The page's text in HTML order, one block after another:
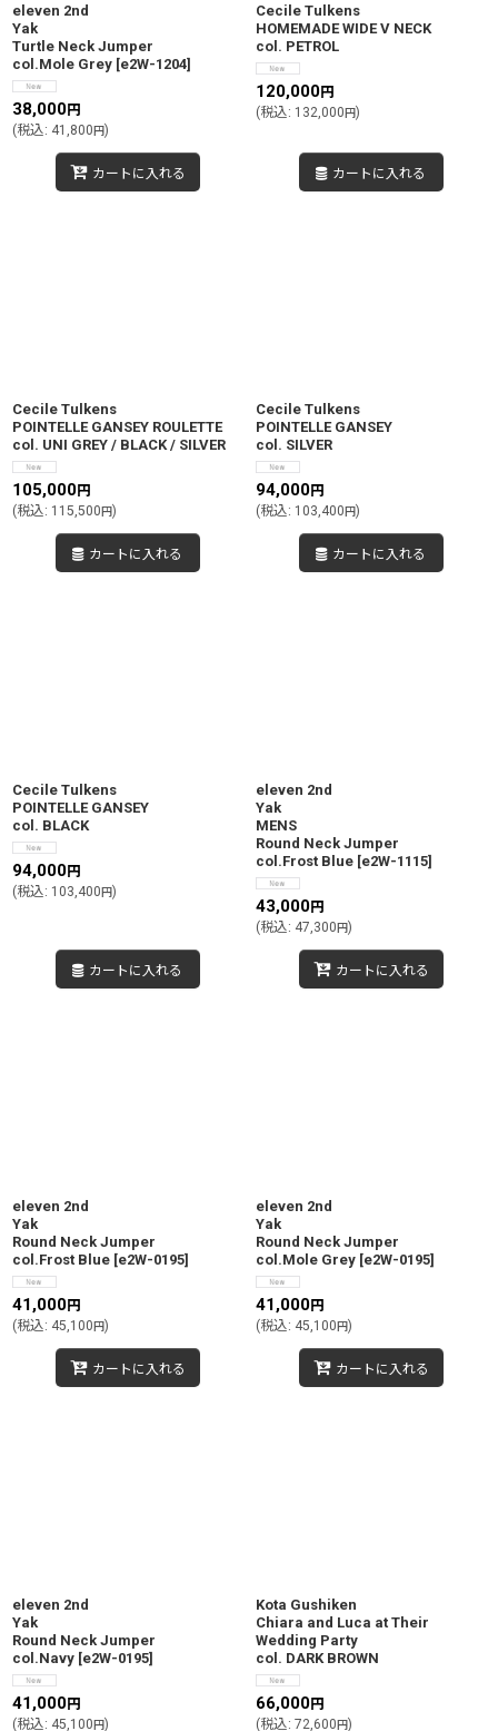
eleven 2nd
Yak
Turtle Neck Jumper
col.Mole Grey [e2W-1204]
38,000円
(税込: 41,800円)
カートに入れる
Cecile Tulkens
HOMEMADE WIDE V NECK
col. PETROL
120,000円
(税込: 132,000円)
カートに入れる
Cecile Tulkens
POINTELLE GANSEY ROULETTE
col. UNI GREY / BLACK / SILVER
105,000円
(税込: 115,500円)
カートに入れる
Cecile Tulkens
POINTELLE GANSEY
col. SILVER
94,000円
(税込: 103,400円)
カートに入れる
Cecile Tulkens
POINTELLE GANSEY
col. BLACK
94,000円
(税込: 103,400円)
カートに入れる
eleven 2nd
Yak
MENS
Round Neck Jumper
col.Frost Blue [e2W-1115]
43,000円
(税込: 47,300円)
カートに入れる
eleven 2nd
Yak
Round Neck Jumper
col.Frost Blue [e2W-0195]
41,000円
(税込: 45,100円)
カートに入れる
eleven 2nd
Yak
Round Neck Jumper
col.Mole Grey [e2W-0195]
41,000円
(税込: 45,100円)
カートに入れる
eleven 2nd
Yak
Round Neck Jumper
col.Navy [e2W-0195]
41,000円
(税込: 45,100円)
Kota Gushiken
Chiara and Luca at Their
Wedding Party
col. DARK BROWN
66,000円
(税込: 72,600円)